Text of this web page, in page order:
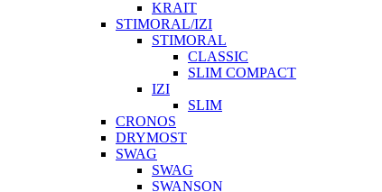
KRAIT
STIMORAL/IZI
STIMORAL
CLASSIC
SLIM COMPACT
IZI
SLIM
CRONOS
DRYMOST
SWAG
SWAG
SWANSON